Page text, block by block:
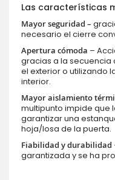
Las características
Mayor seguridad –
necesario el cierre
Apertura cómoda –
gracias a la secuencia
el exterior o utilizando
interior.
Mayor aislamiento
multipunto impide que
garantizar una
hoja/losa de la puerta.
Fiabilidad y durabilidad
garantizada y se ha